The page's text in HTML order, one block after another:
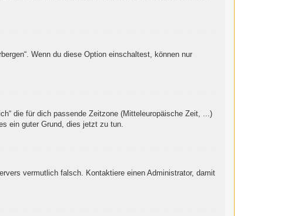
Wenn du diese Option einschaltest, können nur
die für dich passende Zeitzone (Mitteleuropäische Zeit, ...)
ein guter Grund, dies jetzt zu tun.
vermutlich falsch. Kontaktiere einen Administrator, damit